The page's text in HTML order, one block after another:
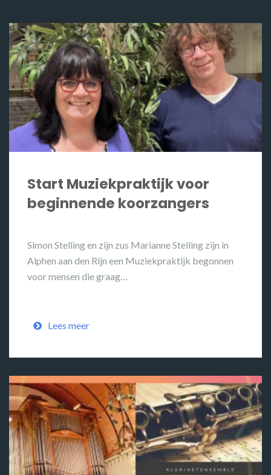
Start Muziekpraktijk voor
beginnende koorzangers
Simon Stelling en zijn zus Marianne Stelling zijn in
Alphen aan den Rijn een Muziekpraktijk begonnen
voor mensen die graag…
Lees meer